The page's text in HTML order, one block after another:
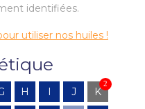
identifiées.
utiliser nos huiles !
H I J K
2